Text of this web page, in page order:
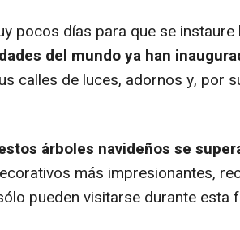
pocos días para que se
del mundo ya han
calles de luces, adornos y, por
árboles navideños se
más impresionantes,
pueden visitarse durante esta